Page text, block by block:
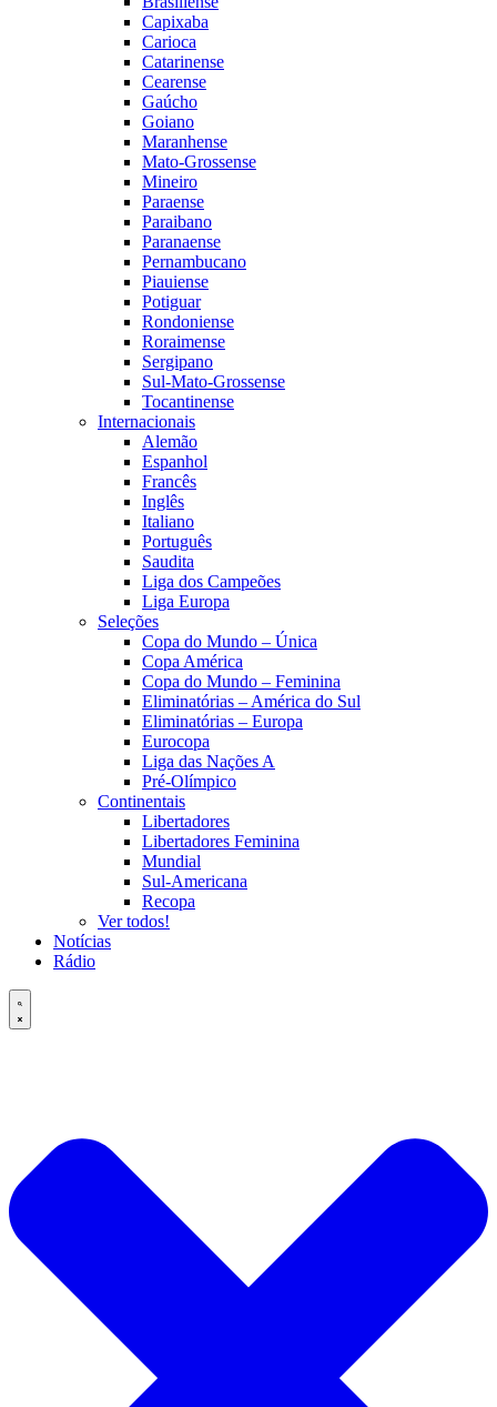
Capixaba
Carioca
Catarinense
Cearense
Gaúcho
Goiano
Maranhense
Mato-Grossense
Mineiro
Paraense
Paraibano
Paranaense
Pernambucano
Piauiense
Potiguar
Rondoniense
Roraimense
Sergipano
Sul-Mato-Grossense
Tocantinense
Internacionais
Alemão
Espanhol
Francês
Inglês
Italiano
Português
Saudita
Liga dos Campeões
Liga Europa
Seleções
Copa do Mundo – Única
Copa América
Copa do Mundo – Feminina
Eliminatórias – América do Sul
Eliminatórias – Europa
Eurocopa
Liga das Nações A
Pré-Olímpico
Continentais
Libertadores
Libertadores Feminina
Mundial
Sul-Americana
Recopa
Ver todos!
Notícias
Rádio